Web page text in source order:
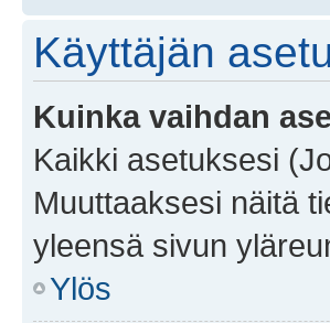
Käyttäjän
Kuinka vaihdan
Kaikki asetuksesi
Muuttaaksesi näitä
yleensä sivun
Ylös